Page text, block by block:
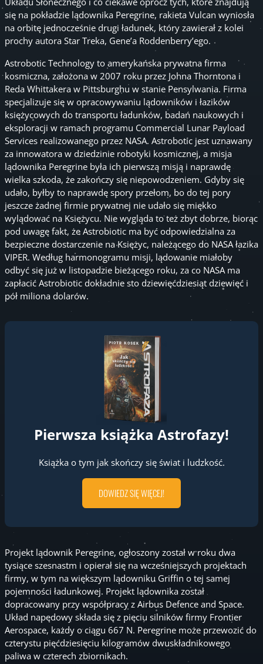
się na pokładzie lądownika Peregrine, rakieta Vulcan wyniosła
na orbitę jednocześnie drugi ładunek, który zawierał z kolei
prochy autora Star Treka, Gene’a Roddenberry’ego.
Astrobotic Technology to amerykańska prywatna firma
kosmiczna, założona w 2007 roku przez Johna Thorntona i
Reda Whittakera w Pittsburghu w stanie Pensylwania. Firma
specjalizuje się w opracowywaniu lądowników i łazików
księżycowych do transportu ładunków, badań naukowych i
eksploracji w ramach programu Commercial Lunar Payload
Services realizowanego przez NASA. Astrobotic jest uznawany
za innowatora w dziedzinie robotyki kosmicznej, a misja
lądownika Peregrine była ich pierwszą misją i naprawdę
wielka szkoda, że zakończy się niepowodzeniem. Gdyby się
udało, byłby to naprawdę spory przełom, bo do tej pory
jeszcze żadnej firmie prywatnej nie udało się miękko
wylądować na Księżycu. Nie wygląda to też zbyt dobrze, biorąc
pod uwagę fakt, że Astrobiotic ma być odpowiedzialna za
bezpieczne dostarczenie na Księżyc, należącego do NASA łazika
VIPER. Według harmonogramu misji, lądowanie miałoby
odbyć się już w listopadzie bieżącego roku, za co NASA ma
zapłacić Astrobiotic dokładnie sto dziewięćdziesiąt dziewięć i
pół miliona dolarów.
Pierwsza książka Astrofazy!
Książka o tym jak skończy się świat i ludzkość.
DOWIEDZ SIĘ WIĘCEJ!
Projekt lądownik Peregrine, ogłoszony został w roku dwa
tysiące szesnastm i opierał się na wcześniejszych projektach
firmy, w tym na większym lądowniku Griffin o tej samej
pojemności ładunkowej. Projekt lądownika został
dopracowany przy współpracy z Airbus Defence and Space.
Układ napędowy składa się z pięciu silników firmy Frontier
Aerospace, każdy o ciągu 667 N. Peregrine może przewozić do
czterystu pięćdziesięciu kilogramów dwuskładnikowego
paliwa w czterech zbiornikach.